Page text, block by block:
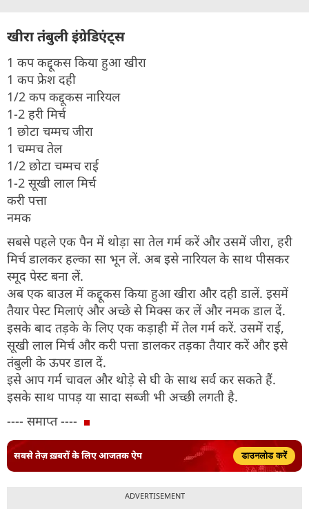
खीरा तंंबुली इंग्रेडिएंट्स
1 कप कद्दूकस किया हुआ खीरा
1 कप फ्रेश दही
1/2 कप कद्दूकस नारियल
1-2 हरी मिर्च
1 छोटा चम्मच जीरा
1 चम्मच तेल
1/2 छोटा चम्मच राई
1-2 सूखी लाल मिर्च
करी पत्ता
नमक
सबसे पहले एक पैन में थोड़ा सा तेल गर्म करें और उसमें जीरा, हरी
मिर्च डालकर हल्का सा भून लें. अब इसे नारियल के साथ पीसकर
स्मूद पेस्ट बना लें.
अब एक बाउल में कद्दूकस किया हुआ खीरा और दही डालें. इसमें
तैयार पेस्ट मिलाएं और अच्छे से मिक्स कर लें और नमक डाल दें.
इसके बाद तड़के के लिए एक कड़ाही में तेल गर्म करें. उसमें राई,
सूखी लाल मिर्च और करी पत्ता डालकर तड़का तैयार करें और इसे
तंबुली के ऊपर डाल दें.
इसे आप गर्म चावल और थोड़े से घी के साथ सर्व कर सकते हैं.
इसके साथ पापड़ या सादा सब्जी भी अच्छी लगती है.
---- समाप्त ----
सबसे तेज़ ख़बरों के लिए आजतक ऐप डाउनलोड करें
ADVERTISEMENT